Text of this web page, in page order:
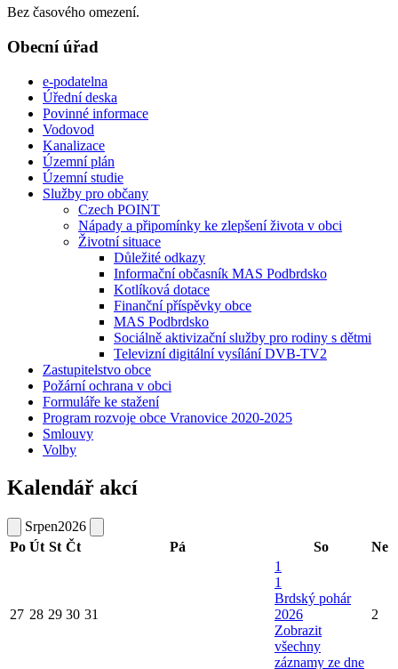
Bez časového omezení.
Obecní úřad
e-podatelna
Úřední deska
Povinné informace
Vodovod
Kanalizace
Územní plán
Územní studie
Služby pro občany
Czech POINT
Nápady a připomínky ke zlepšení života v obci
Životní situace
Důležité odkazy
Informační občasník MAS Podbrdsko
Kotlíková dotace
Finanční příspěvky obce
MAS Podbrdsko
Sociálně aktivizační služby pro rodiny s dětmi
Televizní digitální vysílání DVB-TV2
Zastupitelstvo obce
Požární ochrana v obci
Formuláře ke stažení
Program rozvoje obce Vranovice 2020-2025
Smlouvy
Volby
Kalendář akcí
Srpen2026
Po Út St Čt Pá So Ne
27 28 29 30 31
1
1
Brdský pohár
2026
Zobrazit
všechny
záznamy ze dne
2